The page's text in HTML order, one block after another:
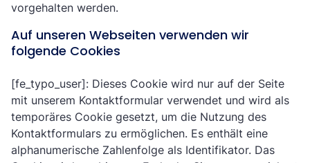
vorgehalten werden.
Auf unseren Webseiten verwenden wir
folgende Cookies
[fe_typo_user]: Dieses Cookie wird nur auf der Seite
mit unserem Kontaktformular verwendet und wird als
temporäres Cookie gesetzt, um die Nutzung des
Kontaktformulars zu ermöglichen. Es enthält eine
alphanumerische Zahlenfolge als Identifikator. Das